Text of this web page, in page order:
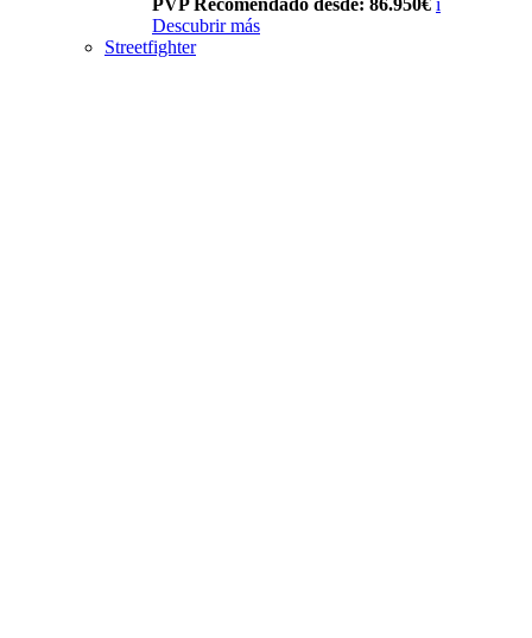
PVP Recomendado desde: 86.950€ i
Descubrir más
Streetfighter